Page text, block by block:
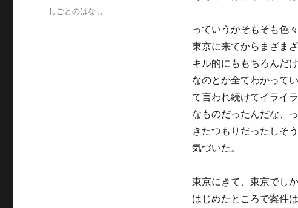
稿カ
しごとのはなし
っていうかそもそも色々
東京に来てからまざま
キル的にももちろんだ
なのとか全てわかって
て言われ続けてイライ
なものだったんだな、
きたつもりだったしそ
気づいた。
東京にきて、東京でし
はじめたところで案件